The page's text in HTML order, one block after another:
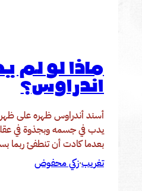
ماذا لو لم
اندراوس؟
أسند أندراوس ظهره على
يدب في جسمه وبجذوة في
بعدما كادت أن تنطفئ ربما
تغريب·زكي محفوض